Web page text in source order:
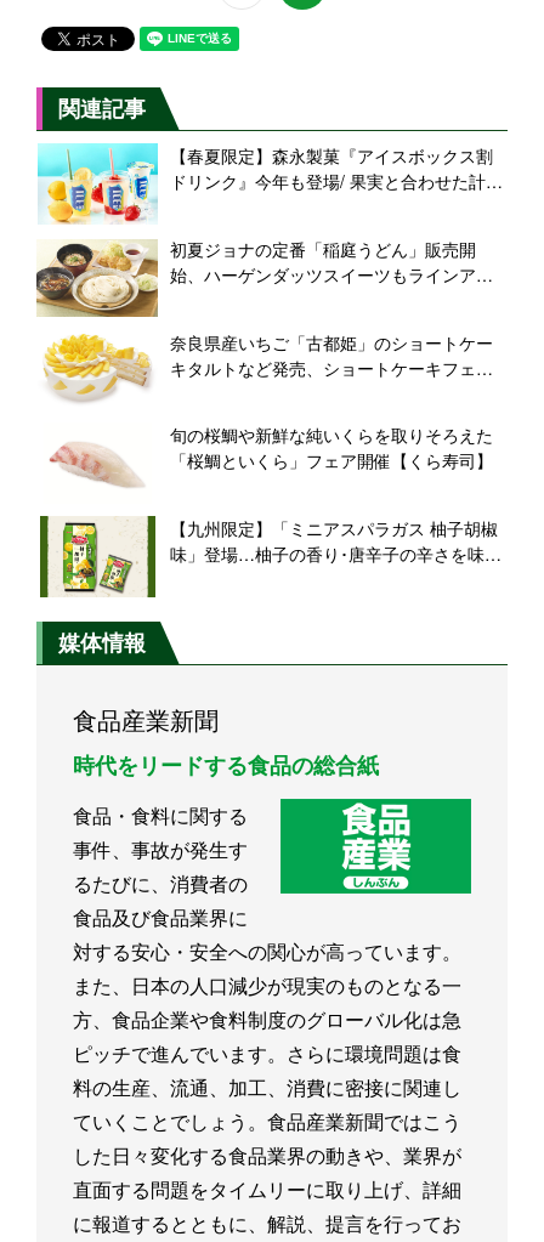
関連記事
【春夏限定】森永製菓『アイスボックス割
ドリンク』今年も登場/ 果実と合わせた計2
初夏ジョナの定番「稲庭うどん」販売開
始、ハーゲンダッツスイーツもラインアッ
奈良県産いちご「古都姫」のショートケー
キタルトなど発売、ショートケーキフェア
旬の桜鯛や新鮮な純いくらを取りそろえた
「桜鯛といくら」フェア開催【くら寿司】
【九州限定】「ミニアスパラガス 柚子胡椒
味」登場…柚子の香り･唐辛子の辛さを味わ
媒体情報
食品産業新聞
時代をリードする食品の総合紙
食品・食料に関する
事件、事故が発生す
るたびに、消費者の
食品及び食品業界に
対する安心・安全への関心が高っています。
また、日本の人口減少が現実のものとなる一
方、食品企業や食料制度のグローバル化は急
ピッチで進んでいます。さらに環境問題は食
料の生産、流通、加工、消費に密接に関連し
ていくことでしょう。食品産業新聞ではこう
した日々変化する食品業界の動きや、業界が
直面する問題をタイムリーに取り上げ、詳細
に報道するとともに、解説、提言を行ってお